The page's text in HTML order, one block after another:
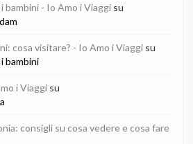
bambini - Io Amo i Viaggi su
cosa visitare? - Io Amo i Viaggi su
bambini
i Viaggi su
consigli su cosa vedere e cosa fare